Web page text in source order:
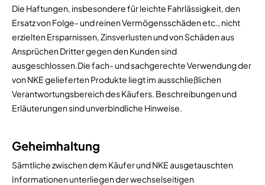
Die Haftungen, insbesondere für leichte Fahrlässigkeit, den
Ersatz von Folge- und reinen Vermögensschäden etc., nicht
erzielten Ersparnissen, Zinsverlusten und von Schäden aus
Ansprüchen Dritter gegen den Kunden sind
ausgeschlossen.Die fach- und sachgerechte Verwendung der
von NKE gelieferten Produkte liegt im ausschließlichen
Verantwortungsbereich des Käufers. Beschreibungen und
Erläuterungen sind unverbindliche Hinweise.
Geheimhaltung
Sämtliche zwischen dem Käufer und NKE ausgetauschten
Informationen unterliegen der wechselseitigen